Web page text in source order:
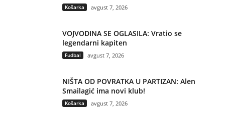
Košarka avgust 7, 2026
VOJVODINA SE OGLASILA: Vratio se
legendarni kapiten
Fudbal avgust 7, 2026
NIŠTA OD POVRATKA U PARTIZAN: Alen
Smailagić ima novi klub!
Košarka avgust 7, 2026